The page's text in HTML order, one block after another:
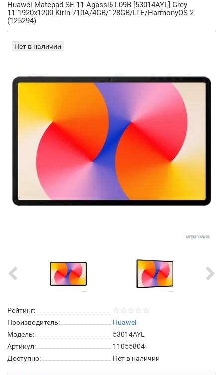
Huawei Matepad SE 11 Agassi6-L09B [53014AYL] Grey
11"1920x1200 Kirin 710A/4GB/128GB/LTE/HarmonyOS 2
(125294)
Нет в наличии
Рейтинг:
Производитель:
Huawei
Модель:
53014AYL
Артикул:
11055804
Доступно:
Нет в наличии